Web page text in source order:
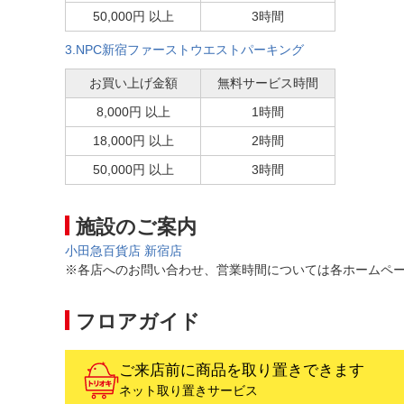
50,000円 以上
3時間
3.NPC新宿ファーストウエストパーキング
お買い上げ金額
無料サービス時間
8,000円 以上
1時間
18,000円 以上
2時間
50,000円 以上
3時間
施設のご案内
小田急百貨店 新宿店
※各店へのお問い合わせ、営業時間については各ホームペ
フロアガイド
ご来店前に商品を取り置きできます
ネット取り置きサービス